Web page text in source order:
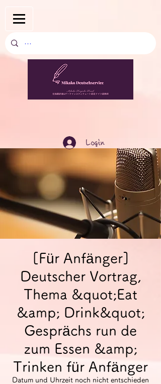
Login
[Für Anfänger]
Deutscher Vortrag,
Thema &quot;Eat
&amp; Drink&quot;
Gesprächs run de
zum Essen &amp;
Trinken für Anfänger
Datum und Uhrzeit noch nicht entschieden